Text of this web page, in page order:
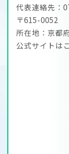
代表連絡先：
〒615-0052
所在地：京都
公式サイトは